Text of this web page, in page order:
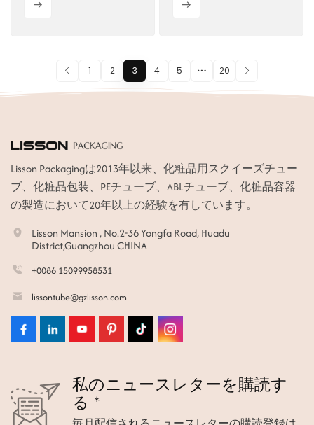
（1個）
ブ
1 2 3 4 5 20
Lisson Packagingは2013年以来、化粧品用スクイーズチュー
ブ、化粧品包装、PEチューブ、ABLチューブ、化粧品容器
の製造において20年以上の経験を有しています。
Lisson Mansion , No.2-36 Yongfa Road, Huadu
District,Guangzhou CHINA
+0086 15099958531
lissontube@gzlisson.com
私のニュースレターを購読す
る *